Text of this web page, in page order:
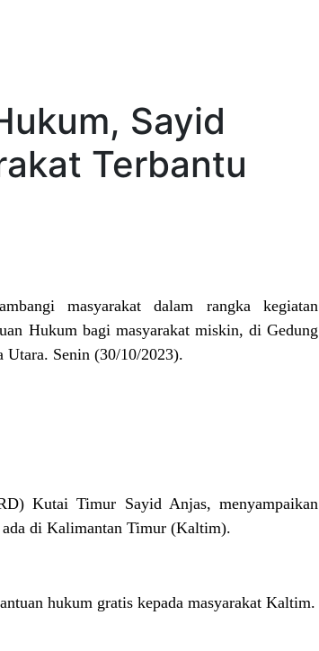
Sayid
Terbantu
masyarakat dalam rangka kegiatan
Hukum bagi masyarakat miskin, di Gedung
Utara. Senin (30/10/2023).
Kutai Timur Sayid Anjas, menyampaikan
di Kalimantan Timur (Kaltim).
hukum gratis kepada masyarakat Kaltim.